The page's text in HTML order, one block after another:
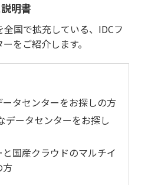
明書
国で拡充している、IDCフ
をご紹介します。
タセンターをお探しの方
データセンターをお探し
国産クラウドのマルチイ
方